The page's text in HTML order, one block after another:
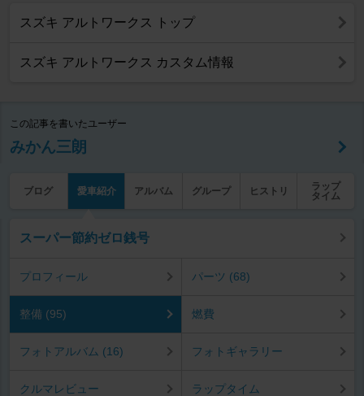
スズキ アルトワークス トップ
スズキ アルトワークス カスタム情報
この記事を書いたユーザー
みかん三朗
ブログ 愛車紹介 アルバム グループ ヒストリ
ラップ
タイム
スーパー節約ゼロ銭号
プロフィール パーツ (68)
整備 (95) 燃費
フォトアルバム (16) フォトギャラリー
クルマレビュー ラップタイム